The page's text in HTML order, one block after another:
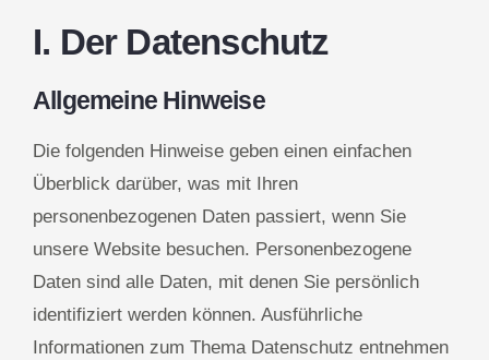
I. Der Datenschutz
Allgemeine Hinweise
Die folgenden Hinweise geben einen einfachen
Überblick darüber, was mit Ihren
personenbezogenen Daten passiert, wenn Sie
unsere Website besuchen. Personenbezogene
Daten sind alle Daten, mit denen Sie persönlich
identifiziert werden können. Ausführliche
Informationen zum Thema Datenschutz entnehmen